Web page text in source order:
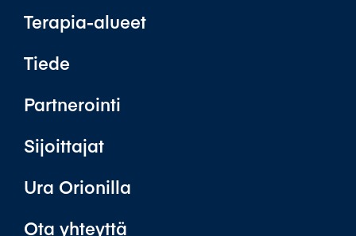
Terapia-alueet
Tiede
Partnerointi
Sijoittajat
Ura Orionilla
Ota yhteyttä